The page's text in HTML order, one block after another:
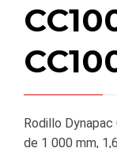
Rodillo
de 1 000 mm,